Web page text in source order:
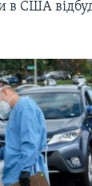
в США